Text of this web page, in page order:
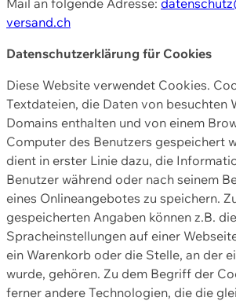
versand.ch
Datenschutzerklärung für Cookies
Diese Website verwendet Cookies.
Textdateien, die Daten von besuchten
Domains enthalten und von einem
Computer des Benutzers gespeichert
dient in erster Linie dazu, die
Benutzer während oder nach seinem
eines Onlineangebotes zu speichern.
gespeicherten Angaben können z.B. die
Spracheinstellungen auf einer
ein Warenkorb oder die Stelle, an der
wurde, gehören. Zu dem Begriff der
ferner andere Technologien, die die